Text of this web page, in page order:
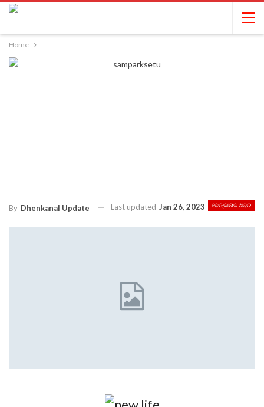
Home
ଢେଙ୍କାନାଳ ଖବର
By Dhenkanal Update Last updated Jan 26, 2023